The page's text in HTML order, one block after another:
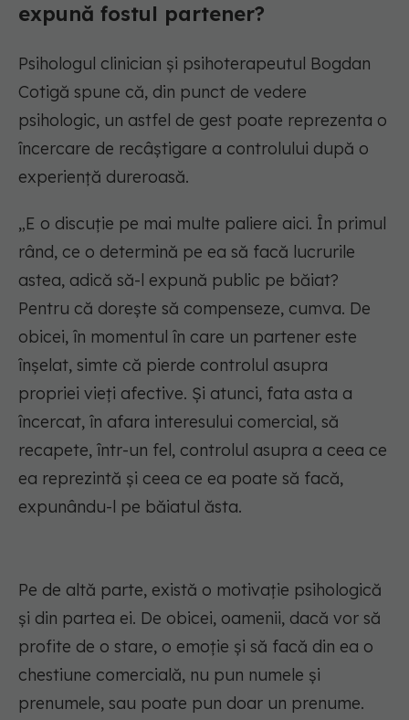
expună fostul partener?
Psihologul clinician și psihoterapeutul Bogdan
Cotigă spune că, din punct de vedere
psihologic, un astfel de gest poate reprezenta o
încercare de recâștigare a controlului după o
experiență dureroasă.
„E o discuție pe mai multe paliere aici. În primul
rând, ce o determină pe ea să facă lucrurile
astea, adică să-l expună public pe băiat?
Pentru că dorește să compenseze, cumva. De
obicei, în momentul în care un partener este
înșelat, simte că pierde controlul asupra
propriei vieți afective. Și atunci, fata asta a
încercat, în afara interesului comercial, să
recapete, într-un fel, controlul asupra a ceea ce
ea reprezintă și ceea ce ea poate să facă,
expunându-l pe băiatul ăsta.
Pe de altă parte, există o motivație psihologică
și din partea ei. De obicei, oamenii, dacă vor să
profite de o stare, o emoție și să facă din ea o
chestiune comercială, nu pun numele și
prenumele, sau poate pun doar un prenume.